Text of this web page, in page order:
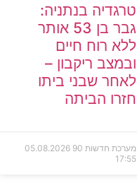
טרגדיה בנתניה:
גבר בן 53 אותר
ללא רוח חיים
ובמצב ריקבון –
לאחר שבני ביתו
חזרו הביתה
מערכת חדשות 90
05.08.2026
17:55